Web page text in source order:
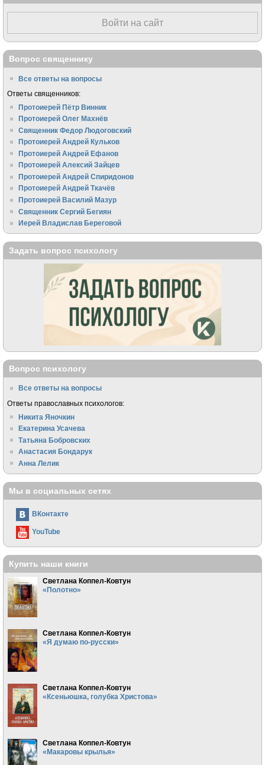
Войти на сайт
Вопрос священнику
Все ответы на вопросы
Ответы священников:
Протоиерей Пётр Винник
Протоиерей Олег Махнёв
Священник Федор Людоговский
Протоиерей Андрей Кульков
Протоиерей Андрей Ефанов
Протоиерей Алексий Зайцев
Протоиерей Андрей Спиридонов
Протоиерей Андрей Ткачёв
Протоиерей Василий Мазур
Священник Сергий Бегиян
Иерей Владислав Береговой
Задать вопрос психологу
Вопрос психологу
Все ответы на вопросы
Ответы православных психологов:
Никита Яночкин
Екатерина Усачева
Татьяна Бобровских
Анастасия Бондарук
Анна Лелик
Мы в социальных сетях
ВКонтакте
YouTube
Купить наши книги
Светлана Коппел-Ковтун
«Полотно»
Светлана Коппел-Ковтун
«Я думаю по-русски»
Светлана Коппел-Ковтун
«Ксеньюшка, голубка Христова»
Светлана Коппел-Ковтун
«Макаровы крылья»